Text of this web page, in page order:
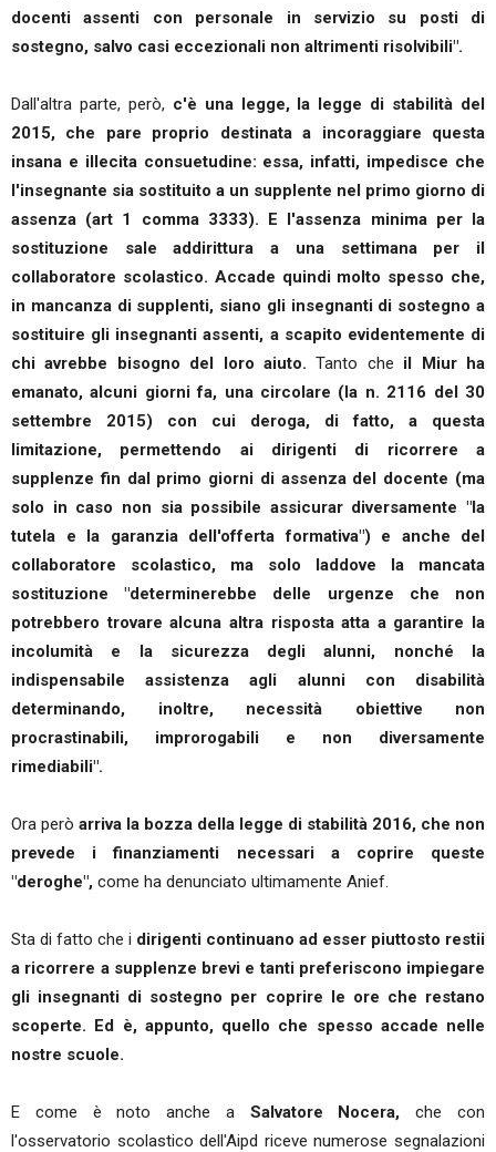
docenti assenti con personale in servizio su posti di
sostegno, salvo casi eccezionali non altrimenti risolvibili".
Dall'altra parte, però, c'è una legge, la legge di stabilità del
2015, che pare proprio destinata a incoraggiare questa
insana e illecita consuetudine: essa, infatti, impedisce che
l'insegnante sia sostituito a un supplente nel primo giorno di
assenza (art 1 comma 3333). E l'assenza minima per la
sostituzione sale addirittura a una settimana per il
collaboratore scolastico. Accade quindi molto spesso che,
in mancanza di supplenti, siano gli insegnanti di sostegno a
sostituire gli insegnanti assenti, a scapito evidentemente di
chi avrebbe bisogno del loro aiuto. Tanto che il Miur ha
emanato, alcuni giorni fa, una circolare (la n. 2116 del 30
settembre 2015) con cui deroga, di fatto, a questa
limitazione, permettendo ai dirigenti di ricorrere a
supplenze fin dal primo giorni di assenza del docente (ma
solo in caso non sia possibile assicurar diversamente "la
tutela e la garanzia dell'offerta formativa") e anche del
collaboratore scolastico, ma solo laddove la mancata
sostituzione "determinerebbe delle urgenze che non
potrebbero trovare alcuna altra risposta atta a garantire la
incolumità e la sicurezza degli alunni, nonché la
indispensabile assistenza agli alunni con disabilità
determinando, inoltre, necessità obiettive non
procrastinabili, improrogabili e non diversamente
rimediabili".
Ora però arriva la bozza della legge di stabilità 2016, che non
prevede i finanziamenti necessari a coprire queste
"deroghe", come ha denunciato ultimamente Anief.
Sta di fatto che i dirigenti continuano ad esser piuttosto restii
a ricorrere a supplenze brevi e tanti preferiscono impiegare
gli insegnanti di sostegno per coprire le ore che restano
scoperte. Ed è, appunto, quello che spesso accade nelle
nostre scuole.
E come è noto anche a Salvatore Nocera,che con
l'osservatorio scolastico dell'Aipd riceve numerose segnalazioni